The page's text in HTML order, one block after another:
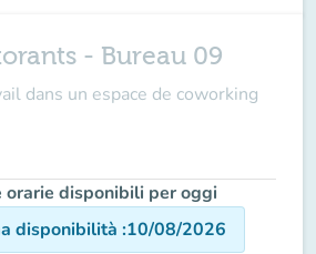
- Bureau 09
dans un espace de coworking
orarie disponibili per oggi
disponibilità :10/08/2026